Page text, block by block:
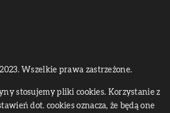
Wszelkie prawa zastrzeżone.
stosujemy pliki cookies. Korzystanie z
dot. cookies oznacza, że będą one